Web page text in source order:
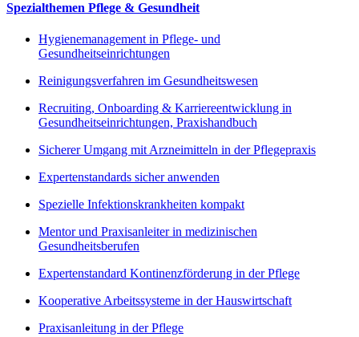
Spezialthemen Pflege & Gesundheit
Hygienemanagement in Pflege- und
Gesundheitseinrichtungen
Reinigungsverfahren im Gesundheitswesen
Recruiting, Onboarding & Karriereentwicklung in
Gesundheitseinrichtungen, Praxishandbuch
Sicherer Umgang mit Arzneimitteln in der Pflegepraxis
Expertenstandards sicher anwenden
Spezielle Infektionskrankheiten kompakt
Mentor und Praxisanleiter in medizinischen
Gesundheitsberufen
Expertenstandard Kontinenzförderung in der Pflege
Kooperative Arbeitssysteme in der Hauswirtschaft
Praxisanleitung in der Pflege